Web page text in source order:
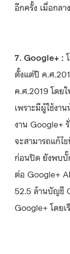
อีกครั้ง เมื่อกล
7. Google+ :
ตั้งแต่ปี ค.ศ
ค.ศ.2019 โดย
เพราะมีผู้ใช้งา
งาน Google+
จะสามารถแก้ไ
ก่อนปิด ยังพบบั๊
ต่อ Google+
52.5 ล้านบัญชี
Google+ โดยเ